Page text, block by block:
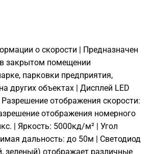
о скорости | Предназначен
закрытом помещении
парковки предприятия,
других объектах | Дисплей LED
отображения скорости:
отображения номерного
| Яpкocть: 5000кд/м² | Угол
дальность: до 50м | Светодиод
зеленый) отображает различные